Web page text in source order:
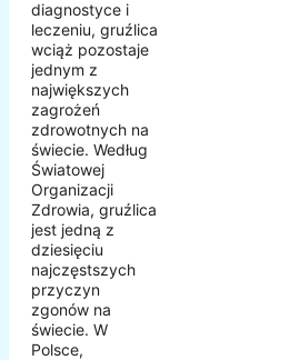
diagnostyce i
leczeniu, gruźlica
wciąż pozostaje
jednym z
największych
zagrożeń
zdrowotnych na
świecie. Według
Światowej
Organizacji
Zdrowia, gruźlica
jest jedną z
dziesięciu
najczęstszych
przyczyn
zgonów na
świecie. W
Polsce,